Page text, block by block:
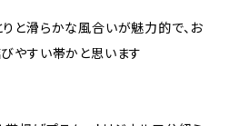
と滑らかな風合いが魅力的で、お
やすい帯かと思います